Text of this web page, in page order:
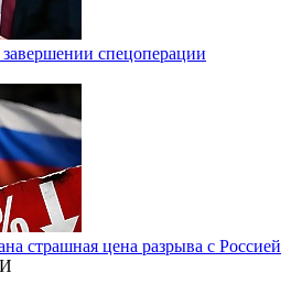
спецоперации
страшная цена разрыва с Россией